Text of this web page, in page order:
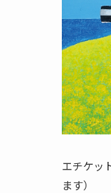
エチケッ
ます）